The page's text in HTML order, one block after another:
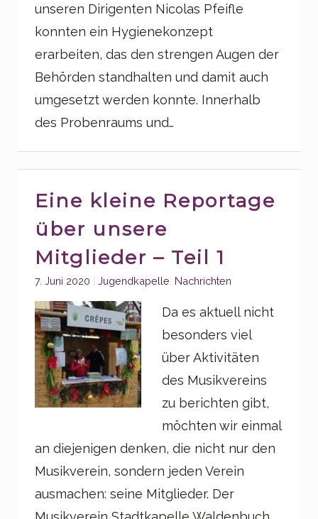
unseren Dirigenten Nicolas Pfeifle
konnten ein Hygienekonzept
erarbeiten, das den strengen Augen der
Behörden standhalten und damit auch
umgesetzt werden konnte. Innerhalb
des Probenraums und…
Eine kleine Reportage
über unsere
Mitglieder – Teil 1
7. Juni 2020 Categories:
Jugendkapelle Nachrichten
Da es aktuell nicht
besonders viel
über Aktivitäten
des Musikvereins
zu berichten gibt,
möchten wir einmal
an diejenigen denken, die nicht nur den
Musikverein, sondern jeden Verein
ausmachen: seine Mitglieder. Der